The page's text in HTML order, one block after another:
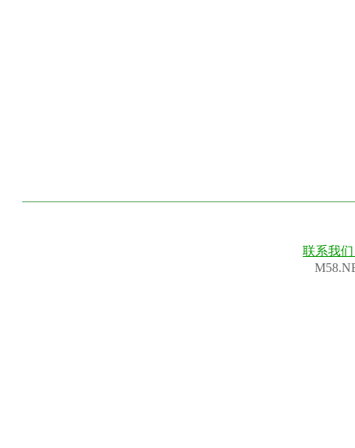
联系我